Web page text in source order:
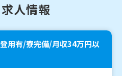
人情報
用有/寮完備/月収34万円以